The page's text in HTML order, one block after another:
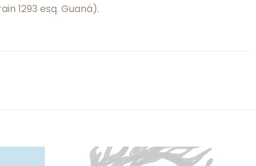
1293 esq. Guaná).